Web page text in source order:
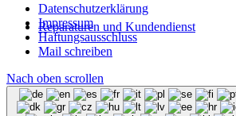
Reparaturen und Kundendienst
Datenschutzerklärung
Impressum
Haftungsausschluss
Mail schreiben
Nach oben scrollen